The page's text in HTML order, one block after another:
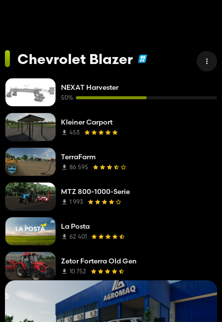
Chevrolet Blazer
NEXAT Harvester
50%
Kleiner Carport
453
TerraFarm
86 595
MTZ 800-1000-Serie
1 993
La Posta
62 401
Zetor Forterra Old Gen
10 752